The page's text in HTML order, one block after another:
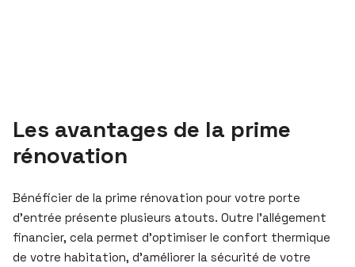
Les avantages de la prime
rénovation
Bénéficier de la prime rénovation pour votre porte
d’entrée présente plusieurs atouts. Outre l’allégement
financier, cela permet d’optimiser le confort thermique
de votre habitation, d’améliorer la sécurité de votre